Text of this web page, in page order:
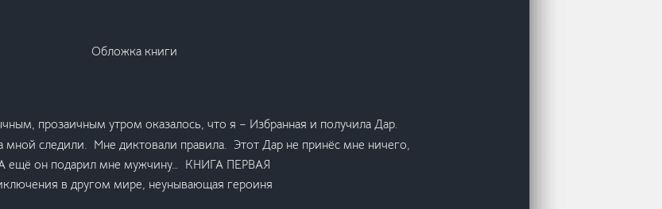
прозаичным утром оказалось, что я – Избранная и получила Дар.
мной следили. Мне диктовали правила. Этот Дар не принёс мне ничего,
ещё он подарил мне мужчину… КНИГА ПЕРВАЯ
в другом мире, неунывающая героиня